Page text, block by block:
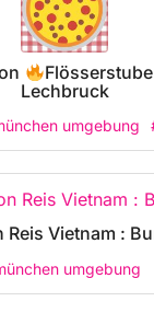
Lechbruck
umgebung
Reis Vietnam :
umgebung